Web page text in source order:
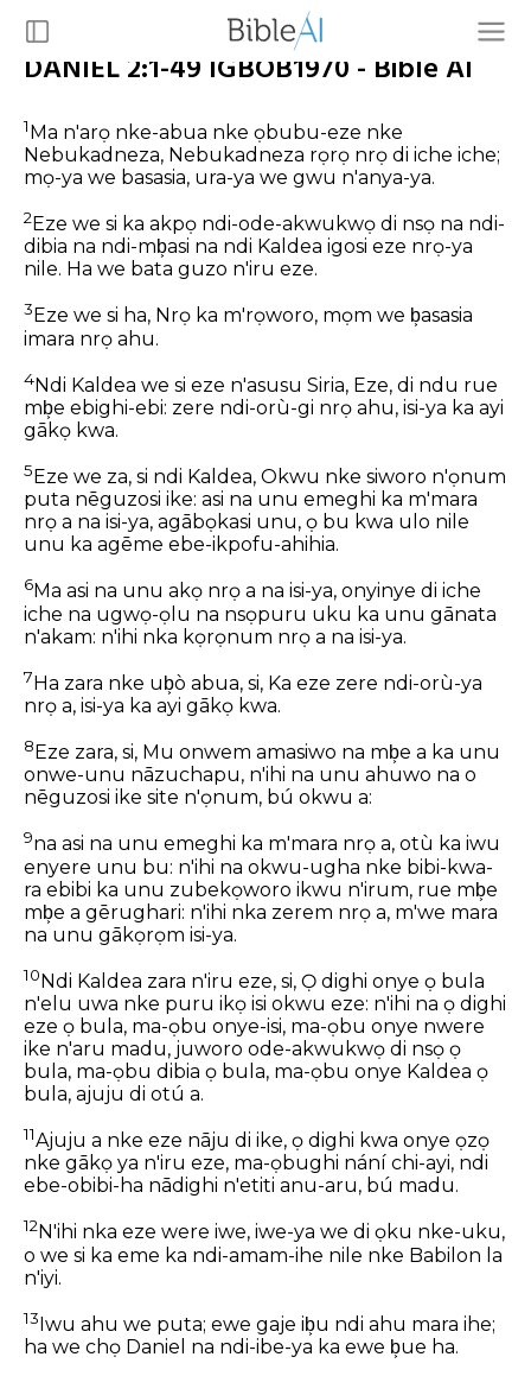
DANIEL 2:1-49 IGBOB1970 - Bible AI
1Ma n'arọ nke-abua nke ọbubu-eze nke
Nebukadneza, Nebukadneza rọrọ nrọ di iche iche;
mọ-ya we basasia, ura-ya we gwu n'anya-ya.
2 Eze we si ka akpọ ndi-ode-akwukwọ di nsọ na ndi-
dibia na ndi-mb͕asi na ndi Kaldea igosi eze nrọ-ya
nile. Ha we bata guzo n'iru eze.
3 Eze we si ha, Nrọ ka m'rọworo, mọm we b͕asasia
imara nrọ ahu.
4Ndi Kaldea we si eze n'asusu Siria, Eze, di ndu rue
mb͕e ebighi-ebi: zere ndi-orù-gi nrọ ahu, isi-ya ka ayi
gākọ kwa.
5 Eze we za, si ndi Kaldea, Okwu nke siworo n'ọnum
puta nēguzosi ike: asi na unu emeghi ka m'mara
nrọ a na isi-ya, agābọkasi unu, ọ bu kwa ulo nile
unu ka agēme ebe-ikpofu-ahihia.
6Ma asi na unu akọ nrọ a na isi-ya, onyinye di iche
iche na ugwọ-ọlu na nsọpuru uku ka unu gānata
n'akam: n'ihi nka kọrọnum nrọ a na isi-ya.
7Ha zara nke ub͕ò abua, si, Ka eze zere ndi-orù-ya
nrọ a, isi-ya ka ayi gākọ kwa.
8 Eze zara, si, Mu onwem amasiwo na mb͕e a ka unu
onwe-unu nāzuchapu, n'ihi na unu ahuwo na o
nēguzosi ike site n'ọnum, bú okwu a:
9na asi na unu emeghi ka m'mara nrọ a, otù ka iwu
enyere unu bu: n'ihi na okwu-ugha nke bibi-kwa-
ra ebibi ka unu zubekọworo ikwu n'irum, rue mb͕e
mb͕e a gērughari: n'ihi nka zerem nrọ a, m'we mara
na unu gākọrọm isi-ya.
10Ndi Kaldea zara n'iru eze, si, Ọ dighi onye ọ bula
n'elu uwa nke puru ikọ isi okwu eze: n'ihi na ọ dighi
eze ọ bula, ma-ọbu onye-isi, ma-ọbu onye nwere
ike n'aru madu, juworo ode-akwukwọ di nsọ ọ
bula, ma-ọbu dibia ọ bula, ma-ọbu onye Kaldea ọ
bula, ajuju di otú a.
11Ajuju a nke eze nāju di ike, ọ dighi kwa onye ọzọ
nke gākọ ya n'iru eze, ma-ọbughi nání chi-ayi, ndi
ebe-obibi-ha nādighi n'etiti anu-aru, bú madu.
12N'ihi nka eze were iwe, iwe-ya we di ọku nke-uku,
o we si ka eme ka ndi-amam-ihe nile nke Babilon la
n'iyi.
13Iwu ahu we puta; ewe gaje ib͕u ndi ahu mara ihe;
ha we chọ Daniel na ndi-ibe-ya ka ewe b͕ue ha.